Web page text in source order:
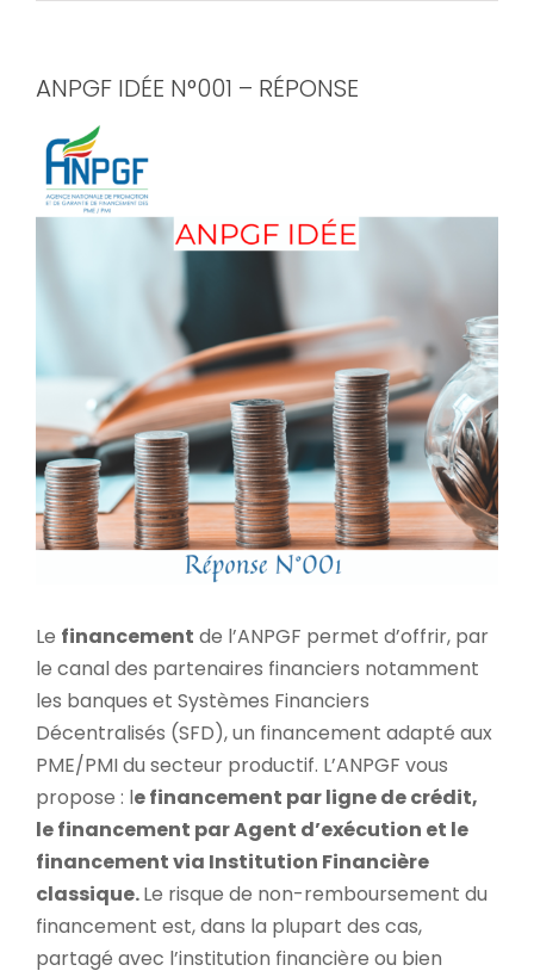
ANPGF IDÉE N°001 – RÉPONSE
View
Larger
Image
Le financement de l’ANPGF permet d’offrir, par
le canal des partenaires financiers notamment
les banques et Systèmes Financiers
Décentralisés (SFD), un financement adapté aux
PME/PMI du secteur productif. L’ANPGF vous
propose : le financement par ligne de crédit,
le financement par Agent d’exécution et le
financement via Institution Financière
classique.Le risque de non-remboursement du
financement est, dans la plupart des cas,
partagé avec l’institution financière ou bien